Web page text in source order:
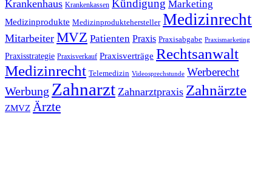
Krankenhaus Krankenkassen Kündigung Marketing
Medizinprodukte Medizinproduktehersteller Medizinrecht
Mitarbeiter MVZ Patienten Praxis Praxisabgabe Praxismarketing
Praxisstrategie Praxisverkauf Praxisverträge Rechtsanwalt
Medizinrecht Telemedizin Videosprechstunde Werberecht
Werbung Zahnarzt Zahnarztpraxis Zahnärzte
ZMVZ Ärzte